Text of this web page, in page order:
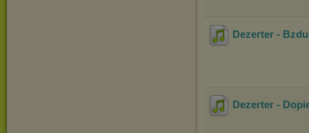
Dezerter -
Dezerter -